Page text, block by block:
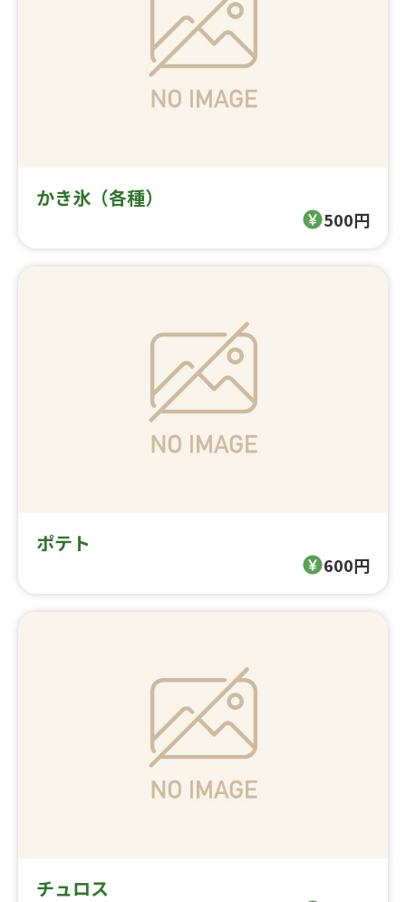
かき氷（各種）
500円
ポテト
600円
チュロス